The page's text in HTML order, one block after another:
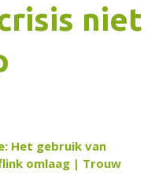
niet
Het gebruik van
omlaag | Trouw